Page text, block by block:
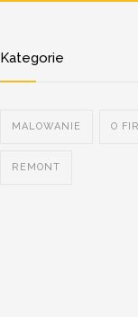
Kategorie
MALOWANIE O
REMONT